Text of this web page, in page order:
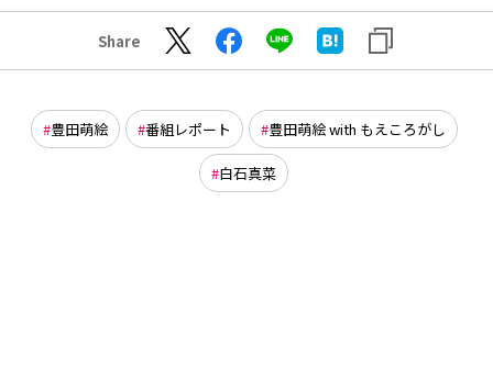
Share
豊田萌絵 番組レポート 豊田萌絵 with もえころがし
白石真菜